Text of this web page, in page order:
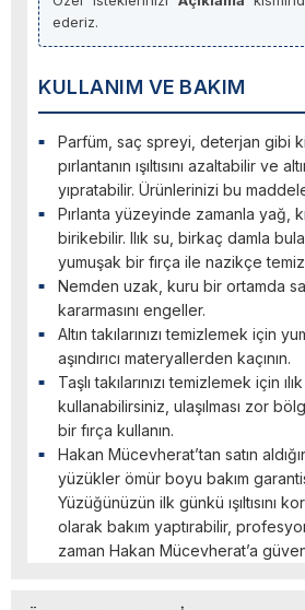
ederiz.
KULLANIM VE BAKIM
Parfüm, saç spreyi, deterjan gibi
pırlantanın ışıltısını azaltabilir ve
yıpratabilir. Ürünlerinizi bu
Pırlanta yüzeyinde zamanla yağ,
birikebilir. Ilık su, birkaç damla
yumuşak bir fırça ile nazikçe
Nemden uzak, kuru bir ortamda
kararmasını engeller.
Altın takılarınızı temizlemek için
aşındırıcı materyallerden kaçının.
Taşlı takılarınızı temizlemek için
kullanabilirsiniz, ulaşılması zor
bir fırça kullanın.
Hakan Mücevherat’tan satın
yüzükler ömür boyu bakım
Yüzüğünüzün ilk günkü ışıltısını
olarak bakım yaptırabilir,
zaman Hakan Mücevherat’a